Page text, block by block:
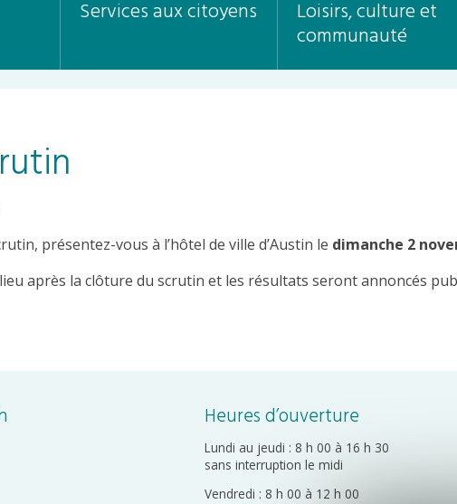
Services aux citoyens Loisirs, culture et
communauté
présentez-vous à l’hôtel de ville d’Austin le dimanche 2
après la clôture du scrutin et les résultats seront annoncés
Heures d’ouverture
Lundi au jeudi : 8 h 00 à 16 h 30
sans interruption le midi
Vendredi : 8 h 00 à 12 h 00